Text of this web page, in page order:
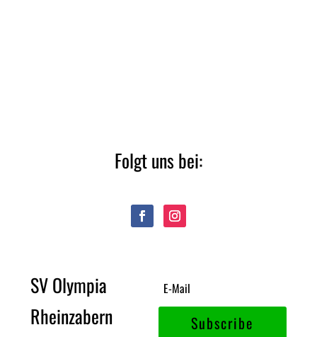
Folgt uns bei:
SV Olympia
Rheinzabern
Subscribe